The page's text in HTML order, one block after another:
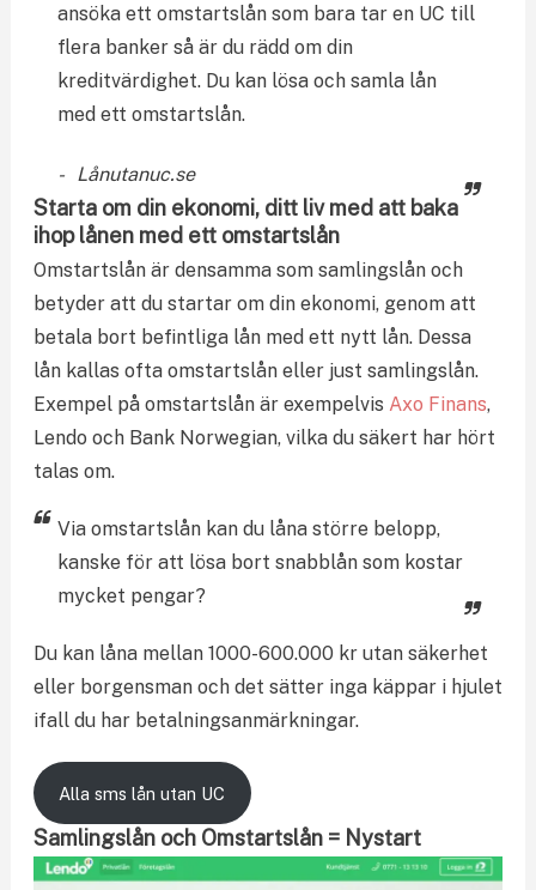
ansöka ett omstartslån som bara tar en UC till
flera banker så är du rädd om din
kreditvärdighet. Du kan lösa och samla lån
med ett omstartslån.
Lånutanuc.se
Starta om din ekonomi, ditt liv med att baka
ihop lånen med ett omstartslån
Omstartslån är densamma som samlingslån och
betyder att du startar om din ekonomi, genom att
betala bort befintliga lån med ett nytt lån. Dessa
lån kallas ofta omstartslån eller just samlingslån.
Exempel på omstartslån är exempelvis Axo Finans,
Lendo och Bank Norwegian, vilka du säkert har hört
talas om.
Via omstartslån kan du låna större belopp,
kanske för att lösa bort snabblån som kostar
mycket pengar?
Du kan låna mellan 1000-600.000 kr utan säkerhet
eller borgensman och det sätter inga käppar i hjulet
ifall du har betalningsanmärkningar.
Alla sms lån utan UC
Samlingslån och Omstartslån = Nystart